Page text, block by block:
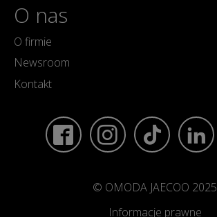
O nas
O firmie
Newsroom
Kontakt
© OMODA JAECOO 2025
Informacje prawne